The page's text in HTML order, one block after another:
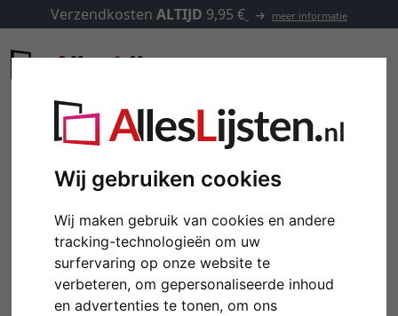
Wij gebruiken cookies
Wij maken gebruik van cookies en andere
tracking-technologieën om uw
surfervaring op onze website te
verbeteren, om gepersonaliseerde inhoud
en advertenties te tonen, om ons
Verzendkosten ALTIJD 9,95 € meer informatie